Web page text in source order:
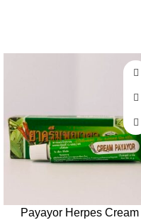
Payayor Herpes Cream